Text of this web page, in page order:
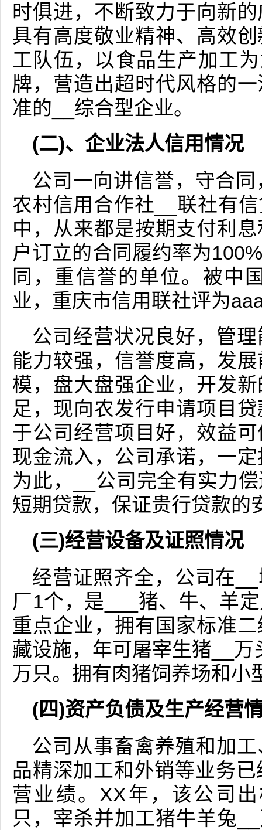
时俱进，不断致力于向新
具有高度敬业精神、高效
工队伍，以食品生产加工
牌，营造出超时代风格的
准的__综合型企业。
(二)、企业法人信用情况
公司一向讲信誉，守合
农村信用合作社__联社有
中，从来都是按期支付利
户订立的合同履约率为
同，重信誉的单位。被中
业，重庆市信用联社评为
公司经营状况良好，管
能力较强，信誉度高，发
模，盘大盘强企业，开发
足，现向农发行申请项目
于公司经营项目好，效益
现金流入，公司承诺，一
为此，__公司完全有实力
短期贷款，保证贵行贷款的
(三)经营设备及证照情况
经营证照齐全，公司在
厂1个，是___猪、牛、羊
重点企业，拥有国家标准
藏设施，年可屠宰生猪__
万只。拥有肉猪饲养场和小
(四)资产负债及生产经营
公司从事畜禽养殖和加
品精深加工和外销等业务
营业绩。XX年，该公司
只，宰杀并加工猪牛羊兔